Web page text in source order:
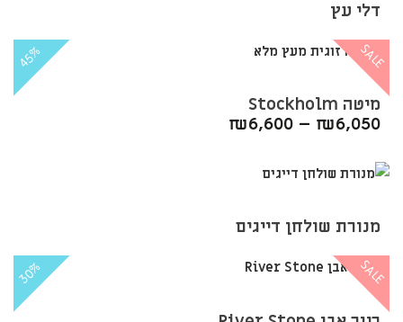
דלי עץ
45% SALE
מיטה Stockholm
₪6,050
–
₪6,600
מנורת שולחן דייגים
30% SALE